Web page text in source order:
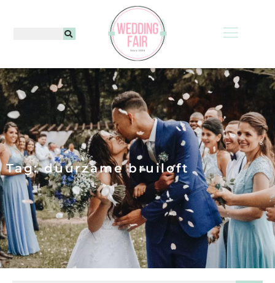
Tag: duurzame bruiloft